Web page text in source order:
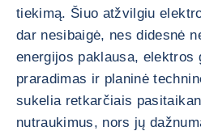
tiekimą. Šiuo atžvilgiu
dar nesibaigė, nes didesnė
energijos paklausa, elektros
praradimas ir planinė
sukelia retkarčiais
nutraukimus, nors jų